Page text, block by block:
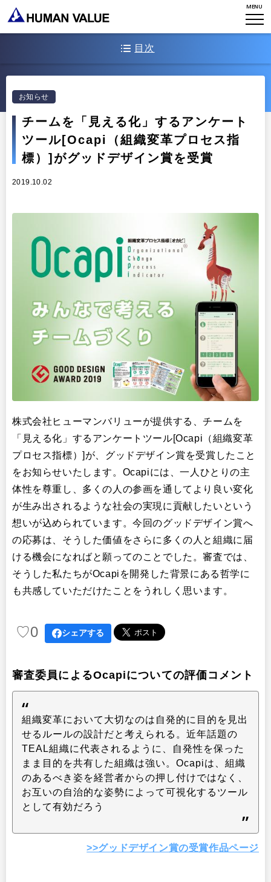
MENU
WHO WE ARE
研究員紹介
アクセスマップ
ミッション・バリュー
エンゲージメント
タレント開発
リーダーシップ
PMI
リサーチ
イベント・セミナー
STORIES
NEWS
お知らせ
Stories
イベント・セミナー
リサーチ
出版
CONTACT
目次
お知らせ
チームを「見える化」するアンケート
ツール[Ocapi（組織変革プロセス指
標）]がグッドデザイン賞を受賞
2019.10.02
株式会社ヒューマンバリューが提供する、チームを
「見える化」するアンケートツール[Ocapi（組織変革
プロセス指標）]が、グッドデザイン賞を受賞したこと
をお知らせいたします。Ocapiには、一人ひとりの主
体性を尊重し、多くの人の参画を通してより良い変化
が生み出されるような社会の実現に貢献したいという
想いが込められています。今回のグッドデザイン賞へ
の応募は、そうした価値をさらに多くの人と組織に届
ける機会になればと願ってのことでした。審査では、
そうした私たちがOcapiを開発した背景にある哲学に
も共感していただけたことをうれしく思います。
♡0 シェアする
審査委員によるOcapiについての評価コメント
組織変革において大切なのは自発的に目的を見出
せるルールの設計だと考えられる。近年話題の
TEAL組織に代表されるように、自発性を保った
まま目的を共有した組織は強い。Ocapiは、組織
のあるべき姿を経営者からの押し付けではなく、
お互いの自治的な姿勢によって可視化するツール
として有効だろう
>>グッドデザイン賞の受賞作品ページ